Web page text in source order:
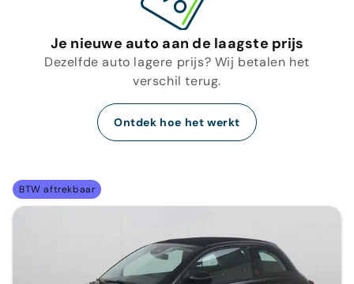
Je nieuwe auto aan de laagste prijs
Dezelfde auto lagere prijs? Wij betalen het
verschil terug.
Ontdek hoe het werkt
BTW aftrekbaar